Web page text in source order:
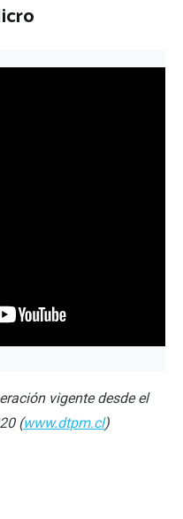
vigente desde el
(www.dtpm.cl)